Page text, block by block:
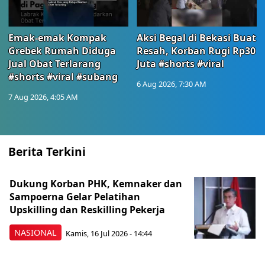
Emak-emak Kompak
Grebek Rumah Diduga
Jual Obat Terlarang
#shorts #viral #subang
7 Aug 2026, 4:05 AM
Aksi Begal di Bekasi Buat
Resah, Korban Rugi Rp30
Juta #shorts #viral
6 Aug 2026, 7:30 AM
Berita Terkini
NASIONAL
Dukung Korban PHK, Kemnaker dan
Sampoerna Gelar Pelatihan
Upskilling dan Reskilling Pekerja
Kamis, 16 Jul 2026 - 14:44